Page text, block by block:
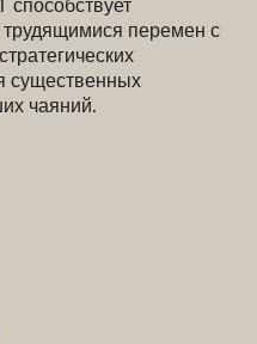
перемен с
существенных
чаяний.